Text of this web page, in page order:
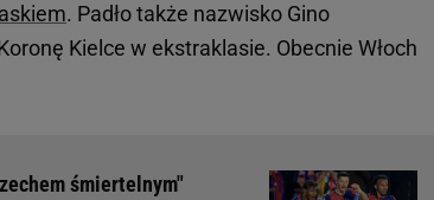
. Padło także nazwisko Gino
Kielce w ekstraklasie. Obecnie Włoch
śmiertelnym"